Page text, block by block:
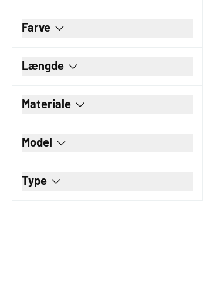
Farve
Længde
Materiale
Model
Type